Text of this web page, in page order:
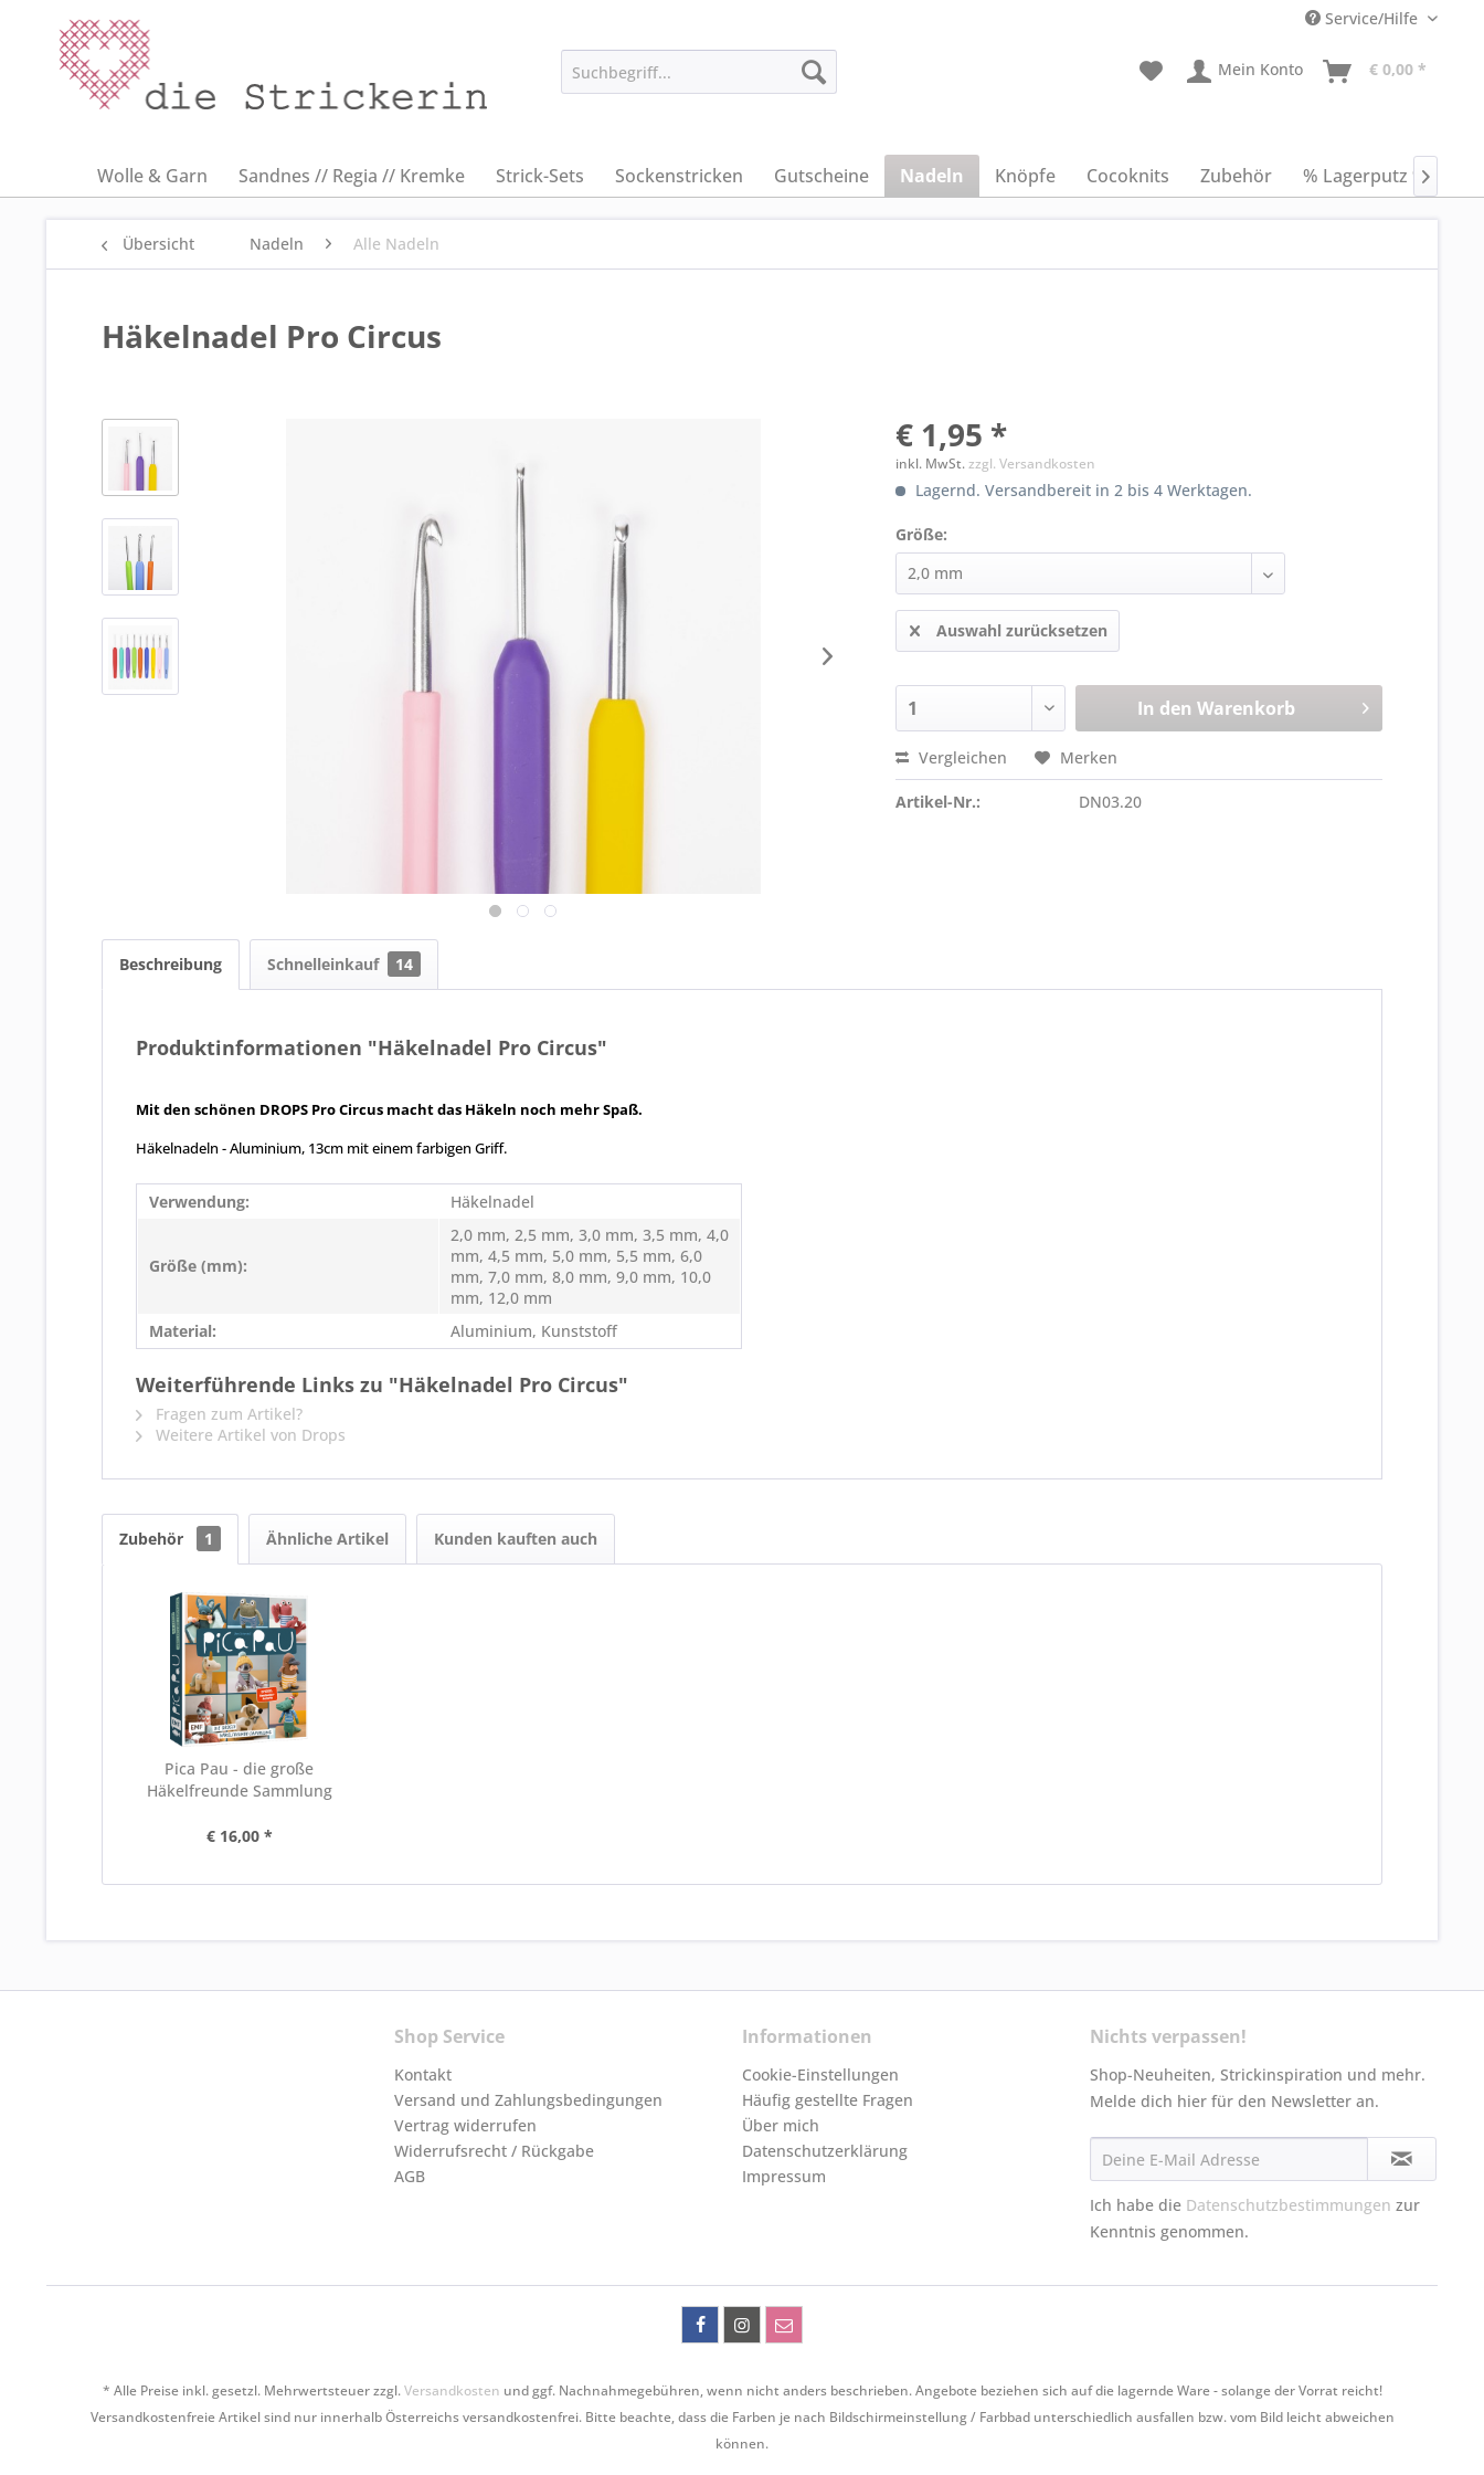
Service/Hilfe
Mein Konto € 0,00 *
Wolle & Garn Sandnes // Regia // Kremke Strick-Sets Sockenstricken Gutscheine Nadeln Knöpfe Cocoknits Zubehör % Lagerputz %
Übersicht Nadeln Alle Nadeln
Häkelnadel Pro Circus
€ 1,95 *
inkl. MwSt.zzgl. Versandkosten
Lagernd. Versandbereit in 2 bis 4 Werktagen.
Größe:
Auswahl zurücksetzen
In den Warenkorb
Vergleichen Merken
Artikel-Nr.: DN03.20
Beschreibung Schnelleinkauf 14
Produktinformationen "Häkelnadel Pro Circus"
Mit den schönen DROPS Pro Circus macht das Häkeln noch mehr Spaß.
Häkelnadeln - Aluminium, 13cm mit einem farbigen Griff.
Verwendung: Häkelnadel
Größe (mm):
2,0 mm, 2,5 mm, 3,0 mm, 3,5 mm, 4,0
mm, 4,5 mm, 5,0 mm, 5,5 mm, 6,0
mm, 7,0 mm, 8,0 mm, 9,0 mm, 10,0
mm, 12,0 mm
Material:
Aluminium, Kunststoff
Weiterführende Links zu "Häkelnadel Pro Circus"
Fragen zum Artikel?
Weitere Artikel von Drops
Zubehör 1 Ähnliche Artikel Kunden kauften auch
Pica Pau - die große
Häkelfreunde Sammlung
€ 16,00 *
Shop Service
Kontakt
Versand und Zahlungsbedingungen
Vertrag widerrufen
Widerrufsrecht / Rückgabe
AGB
Informationen
Cookie-Einstellungen
Häufig gestellte Fragen
Über mich
Datenschutzerklärung
Impressum
Nichts verpassen!
Shop-Neuheiten, Strickinspiration und mehr.
Melde dich hier für den Newsletter an.
Ich habe die Datenschutzbestimmungen zur
Kenntnis genommen.
* Alle Preise inkl. gesetzl. Mehrwertsteuer zzgl.Versandkosten und ggf. Nachnahmegebühren, wenn nicht anders beschrieben. Angebote beziehen sich auf die lagernde Ware - solange der Vorrat reicht!
Versandkostenfreie Artikel sind nur innerhalb Österreichs versandkostenfrei. Bitte beachte, dass die Farben je nach Bildschirmeinstellung / Farbbad unterschiedlich ausfallen bzw. vom Bild leicht abweichen
können.